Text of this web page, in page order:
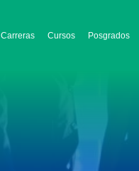
Carreras Cursos Posgrados